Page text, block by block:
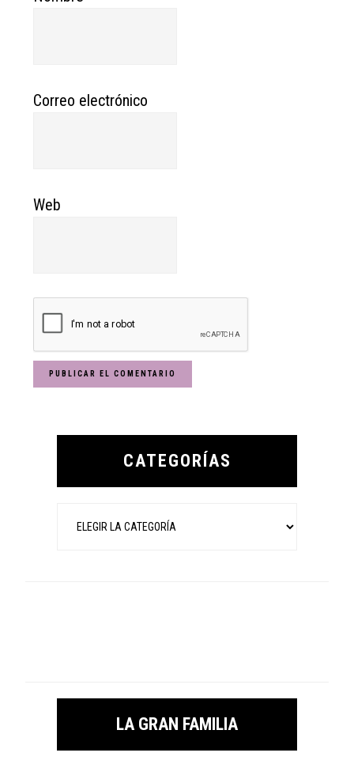
Correo electrónico
Web
Primary
CATEGORÍAS
LA GRAN FAMILIA